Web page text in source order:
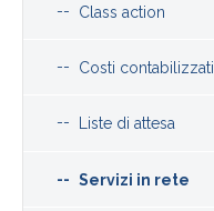
Class action
Costi contabilizzati
Liste di attesa
Servizi in rete